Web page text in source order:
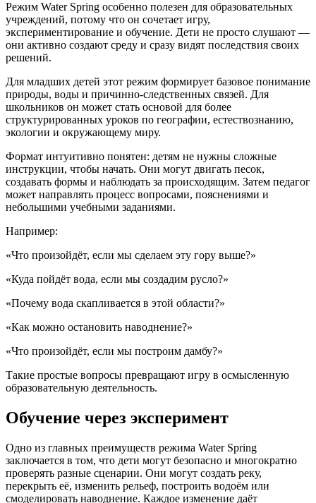
Режим Water Spring особенно полезен для образовательных
учреждений, потому что он сочетает игру,
экспериментирование и обучение. Дети не просто слушают —
они активно создают среду и сразу видят последствия своих
решений.
Для младших детей этот режим формирует базовое понимание
природы, воды и причинно-следственных связей. Для
школьников он может стать основой для более
структурированных уроков по географии, естествознанию,
экологии и окружающему миру.
Формат интуитивно понятен: детям не нужны сложные
инструкции, чтобы начать. Они могут двигать песок,
создавать формы и наблюдать за происходящим. Затем педагог
может направлять процесс вопросами, пояснениями и
небольшими учебными заданиями.
Например:
«Что произойдёт, если мы сделаем эту гору выше?»
«Куда пойдёт вода, если мы создадим русло?»
«Почему вода скапливается в этой области?»
«Как можно остановить наводнение?»
«Что произойдёт, если мы построим дамбу?»
Такие простые вопросы превращают игру в осмысленную
образовательную деятельность.
Обучение через эксперимент
Одно из главных преимуществ режима Water Spring
заключается в том, что дети могут безопасно и многократно
проверять разные сценарии. Они могут создать реку,
перекрыть её, изменить рельеф, построить водоём или
смоделировать наводнение. Каждое изменение даёт